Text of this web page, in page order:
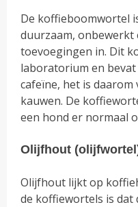
De koffieboomwortel
duurzaam, onbewerkt
toevoegingen in. Dit
laboratorium en
cafeïne, het is
kauwen. De
een hond er normaal
Olijfhout
Olijfhout lijkt op
de koffiewortels is